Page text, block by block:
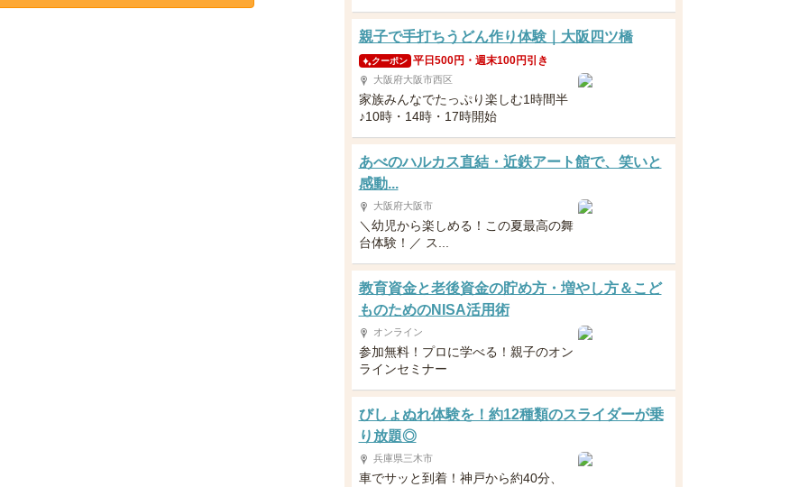
親子で手打ちうどん作り体験｜大阪四ツ橋
クーポン 平日500円・週末100円引き
大阪府大阪市西区
家族みんなでたっぷり楽しむ1時間半
♪10時・14時・17時開始
あべのハルカス直結・近鉄アート館で、笑いと
感動...
大阪府大阪市
＼幼児から楽しめる！この夏最高の舞
台体験！／ ス...
教育資金と老後資金の貯め方・増やし方＆こど
ものためのNISA活用術
オンライン
参加無料！プロに学べる！親子のオン
ラインセミナー
びしょぬれ体験を！約12種類のスライダーが乗
り放題◎
兵庫県三木市
車でサッと到着！神戸から約40分、